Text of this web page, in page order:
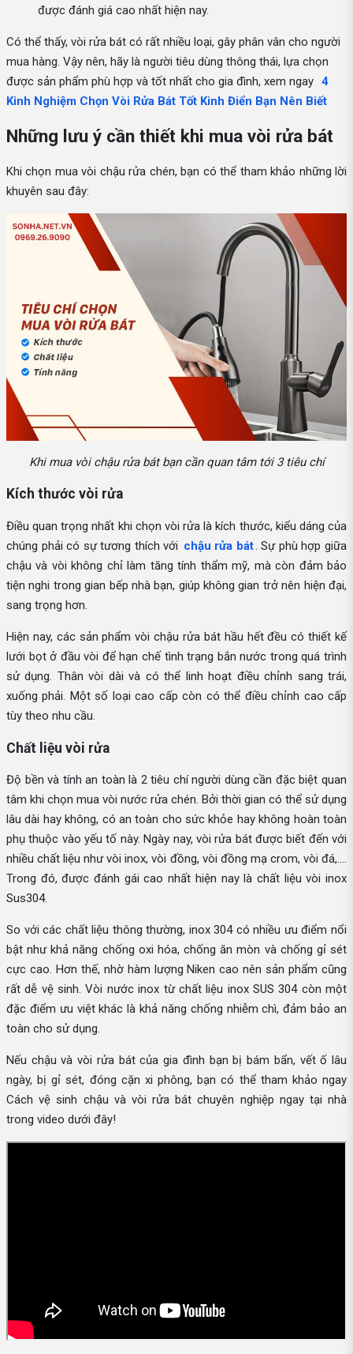
được đánh giá cao nhất hiện nay.
Có thể thấy, vòi rửa bát có rất nhiều loại, gây phân vân cho người
mua hàng. Vậy nên, hãy là người tiêu dùng thông thái, lựa chọn
được sản phẩm phù hợp và tốt nhất cho gia đình, xem ngay 4
Kinh Nghiệm Chọn Vòi Rửa Bát Tốt Kinh Điển Bạn Nên Biết
Những lưu ý cần thiết khi mua vòi rửa bát
Khi chọn mua vòi chậu rửa chén, bạn có thể tham khảo những lời
khuyên sau đây:
Khi mua vòi chậu rửa bát bạn cần quan tâm tới 3 tiêu chí
Kích thước vòi rửa
Điều quan trọng nhất khi chọn vòi rửa là kích thước, kiểu dáng của
chúng phải có sự tương thích với chậu rửa bát. Sự phù hợp giữa
chậu và vòi không chỉ làm tăng tính thẩm mỹ, mà còn đảm bảo
tiện nghi trong gian bếp nhà bạn, giúp không gian trở nên hiện đại,
sang trọng hơn.
Hiện nay, các sản phẩm vòi chậu rửa bát hầu hết đều có thiết kế
lưới bọt ở đầu vòi để hạn chế tình trạng bắn nước trong quá trình
sử dụng. Thân vòi dài và có thể linh hoạt điều chỉnh sang trái,
xuống phải. Một số loại cao cấp còn có thể điều chỉnh cao cấp
tùy theo nhu cầu.
Chất liệu vòi rửa
Độ bền và tính an toàn là 2 tiêu chí người dùng cần đặc biệt quan
tâm khi chọn mua vòi nước rửa chén. Bởi thời gian có thể sử dụng
lâu dài hay không, có an toàn cho sức khỏe hay không hoàn toàn
phụ thuộc vào yếu tố này. Ngày nay, vòi rửa bát được biết đến với
nhiều chất liệu như vòi inox, vòi đồng, vòi đồng mạ crom, vòi đá,....
Trong đó, được đánh gái cao nhất hiện nay là chất liệu vòi inox
Sus304.
So với các chất liệu thông thường, inox 304 có nhiều ưu điểm nổi
bật như khả năng chống oxi hóa, chống ăn mòn và chống gỉ sét
cực cao. Hơn thế, nhờ hàm lượng Niken cao nên sản phẩm cũng
rất dễ vệ sinh. Vòi nước inox từ chất liệu inox SUS 304 còn một
đặc điểm ưu việt khác là khả năng chống nhiễm chì, đảm bảo an
toàn cho sử dụng.
Nếu chậu và vòi rửa bát của gia đình bạn bị bám bẩn, vết ố lâu
ngày, bị gỉ sét, đóng cặn xi phông, bạn có thể tham khảo ngay
Cách vệ sinh chậu và vòi rửa bát chuyên nghiệp ngay tại nhà
trong video dưới đây!